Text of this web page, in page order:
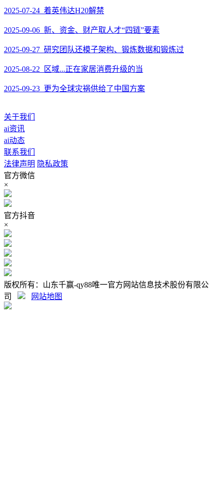
2025-07-24 着英伟达H20解禁
2025-09-06 新、资金、财产取人才“四链”要素
2025-09-27 研究团队还模子架构、锻炼数据和锻炼过
2025-08-22 区域...正在家居消费升级的当
2025-09-23 更为全球灾祸供给了中国方案
关于我们
ai资讯
ai动态
联系我们
法律声明 隐私政策
官方微信
×
官方抖音
×
版权所有：山东千赢-qy88唯一官方网站信息技术股份有限公
司
网站地图